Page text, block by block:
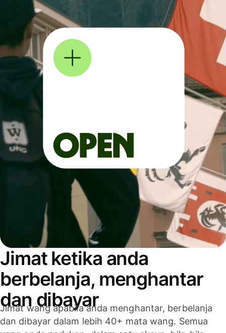
Jimat ketika anda
berbelanja, menghantar
dan dibayar
Jimat wang apabila anda menghantar, berbelanja
dan dibayar dalam lebih 40+ mata wang. Semua